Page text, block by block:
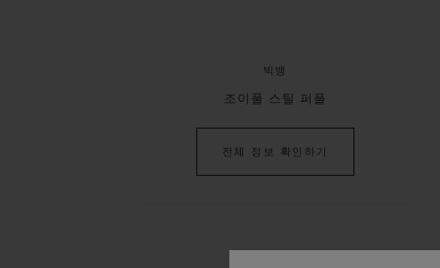
빅뱅
조이풀 스틸 퍼플
전체 정보 확인하기